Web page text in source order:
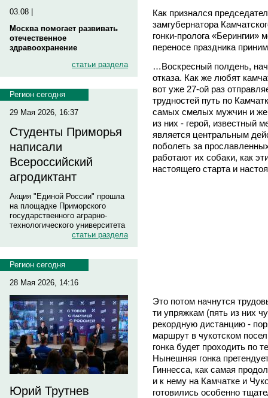
03.08 |
Москва помогает развивать
отечественное
здравоохранение
статьи раздела
Регион сегодня
29 Мая 2026, 16:37
Студенты Приморья
написали
Всероссийский
агродиктант
Акция "Единой России" прошла
на площадке Приморского
государственного аграрно-
технологического университета
статьи раздела
Регион сегодня
28 Мая 2026, 14:16
Юрий Трутнев
Как признался
замгубернатора
гонки-пролога
переносе праздника
…Воскресный полдень,
отказа. Как же любят
вот уже 27-ой раз
трудностей путь по
самых смелых мужчин и
из них - герой, известный
является центральным
поболеть за
работают их собаки, как
настоящего старта и
Это потом начнутся
ти упряжкам (пять из них
рекордную дистанцию -
маршрут в чукотском
гонка будет проходить по
Нынешняя гонка
Гиннесса, как самая
и к нему на Камчатке и
готовились особенно